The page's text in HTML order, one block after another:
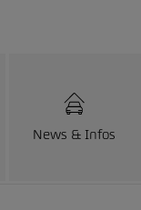
News & Infos